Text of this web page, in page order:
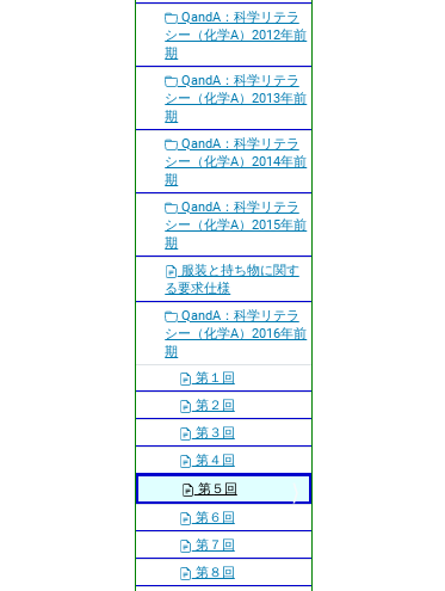
QandA：科学リテラ
シー（化学A）2012年前
期
QandA：科学リテラ
シー（化学A）2013年前
期
QandA：科学リテラ
シー（化学A）2014年前
期
QandA：科学リテラ
シー（化学A）2015年前
期
服装と持ち物に関す
る要求仕様
QandA：科学リテラ
シー（化学A）2016年前
期
第１回
第２回
第３回
第４回
第５回
第６回
第７回
第８回